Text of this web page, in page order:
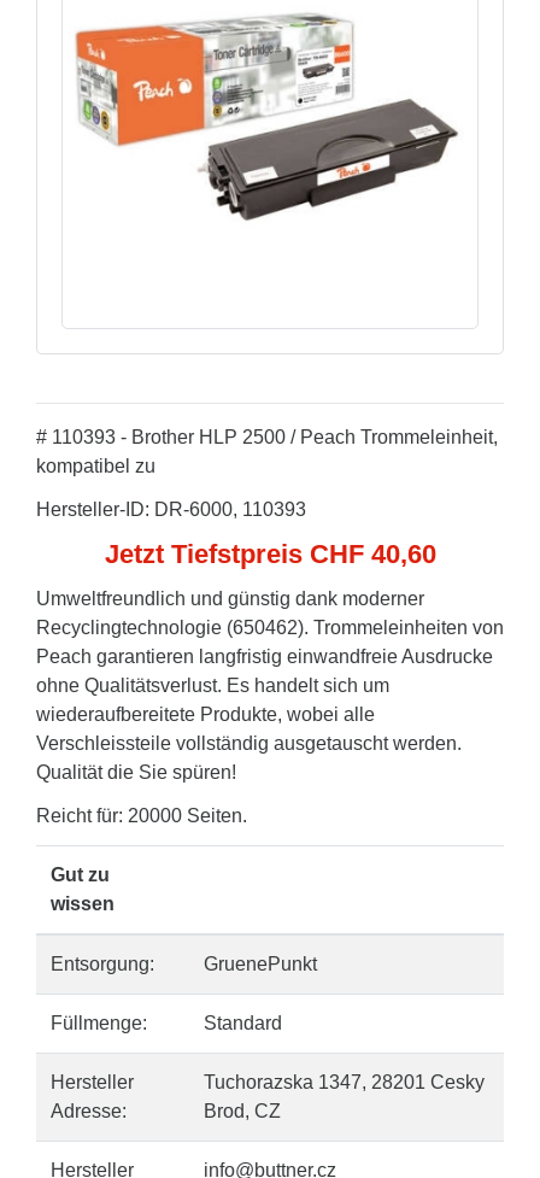
# 110393 - Brother HLP 2500 / Peach Trommeleinheit,
kompatibel zu
Hersteller-ID: DR-6000, 110393
Jetzt Tiefstpreis CHF 40,60
Umweltfreundlich und günstig dank moderner
Recyclingtechnologie (650462). Trommeleinheiten von
Peach garantieren langfristig einwandfreie Ausdrucke
ohne Qualitätsverlust. Es handelt sich um
wiederaufbereitete Produkte, wobei alle
Verschleissteile vollständig ausgetauscht werden.
Qualität die Sie spüren!
Reicht für: 20000 Seiten.
Gut zu
wissen
Entsorgung: GruenePunkt
Füllmenge: Standard
Hersteller
Adresse:
Tuchorazska 1347, 28201 Cesky
Brod, CZ
Hersteller
info@buttner.cz